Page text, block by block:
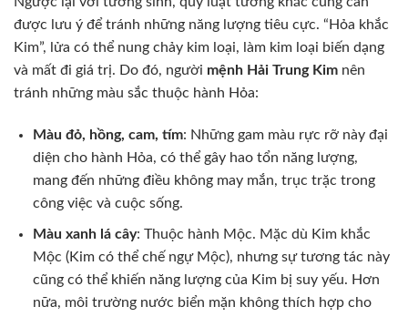
được lưu ý để tránh những năng lượng tiêu cực. “Hỏa khắc
Kim”, lửa có thể nung chảy kim loại, làm kim loại biến dạng
và mất đi giá trị. Do đó, người mệnh Hải Trung Kim nên
tránh những màu sắc thuộc hành Hỏa:
Màu đỏ, hồng, cam, tím: Những gam màu rực rỡ này đại
diện cho hành Hỏa, có thể gây hao tổn năng lượng,
mang đến những điều không may mắn, trục trặc trong
công việc và cuộc sống.
Màu xanh lá cây: Thuộc hành Mộc. Mặc dù Kim khắc
Mộc (Kim có thể chế ngự Mộc), nhưng sự tương tác này
cũng có thể khiến năng lượng của Kim bị suy yếu. Hơn
nữa, môi trường nước biển mặn không thích hợp cho